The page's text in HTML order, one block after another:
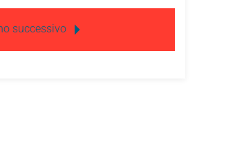
successivo